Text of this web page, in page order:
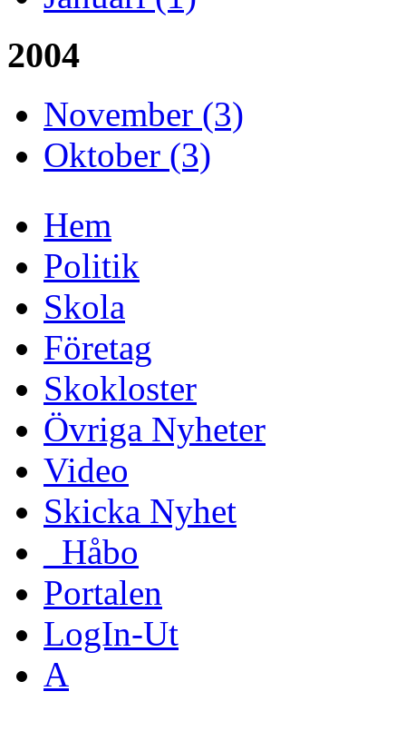
2004
November (3)
Oktober (3)
Hem
Politik
Skola
Företag
Skokloster
Övriga Nyheter
Video
Skicka Nyhet
_Håbo
Portalen
LogIn-Ut
A